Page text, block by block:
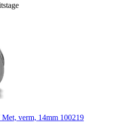
verm, 14mm 100219